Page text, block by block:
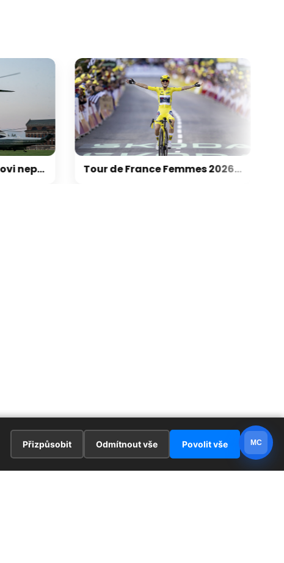
Dispečeři kvůli Trumpovi nepřerušili lety. Jeho vrtulník se na chvíli přiblížil k letadlu Tour de France Femmes 2026: Program, etapy, kurzy a výsledky
Přizpůsobit Odmítnout vše Povolit vše MC